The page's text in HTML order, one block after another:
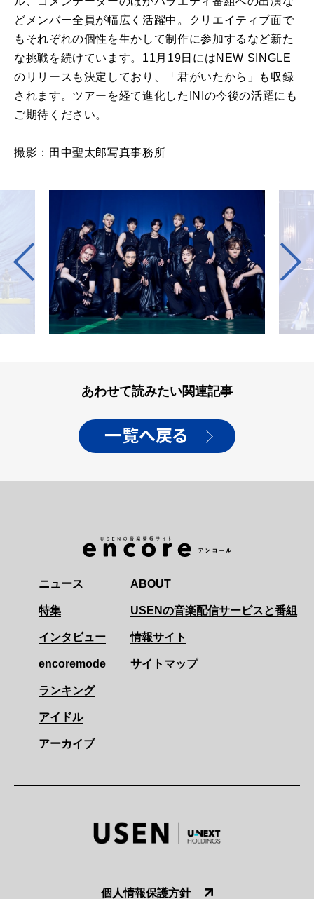
どメンバー全員が幅広く活躍中。クリエイティブ面で
もそれぞれの個性を生かして制作に参加するなど新た
な挑戦を続けています。11月19日にはNEW SINGLE
のリリースも決定しており、「君がいたから」も収録
されます。ツアーを経て進化したINIの今後の活躍にも
ご期待ください。
撮影：田中聖太郎写真事務所
あわせて読みたい関連記事
一覧へ戻る
ニュース
特集
インタビュー
encoremode
ランキング
アイドル
アーカイブ
ABOUT
USENの音楽配信サービスと番組
情報サイト
サイトマップ
個人情報保護方針